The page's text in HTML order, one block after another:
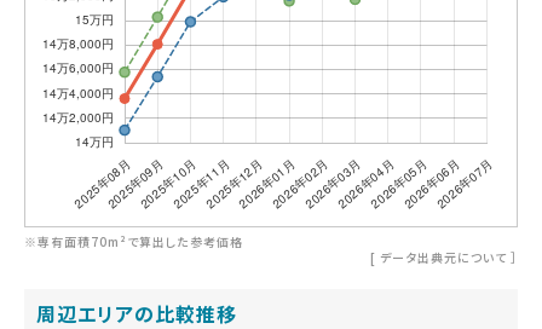
※専有面積70m²で算出した参考価格
[ データ出典元について ］
周辺エリアの比較推移